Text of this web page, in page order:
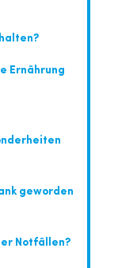
Ernährung
geworden
Notfällen?